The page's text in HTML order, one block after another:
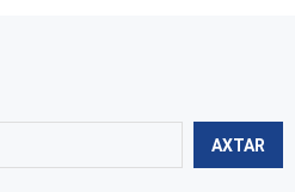
AXTAR